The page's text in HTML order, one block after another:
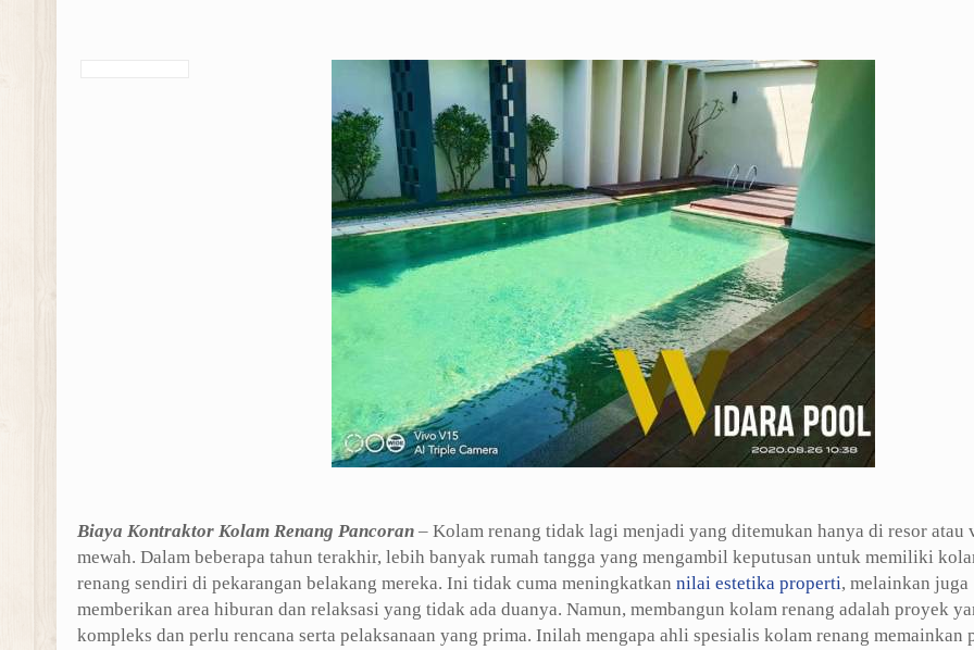
Biaya Kontraktor Kolam Renang Pancoran– Kolam renang tidak lagi menjadi yang ditemukan hanya di resor atau
mewah. Dalam beberapa tahun terakhir, lebih banyak rumah tangga yang mengambil keputusan untuk memiliki
renang sendiri di pekarangan belakang mereka. Ini tidak cuma meningkatkan nilai estetika properti, melainkan juga
memberikan area hiburan dan relaksasi yang tidak ada duanya. Namun, membangun kolam renang adalah proyek
kompleks dan perlu rencana serta pelaksanaan yang prima. Inilah mengapa ahli spesialis kolam renang memainkan